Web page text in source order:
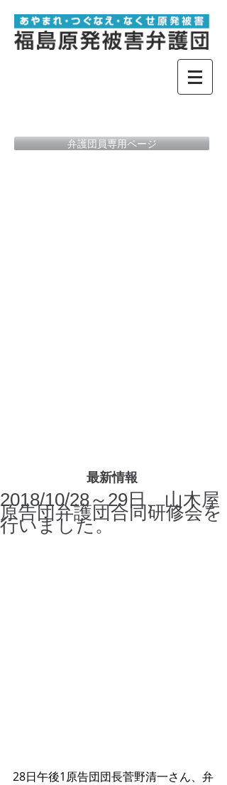
弁護団員専用ページ
最新情報
2018/10/28～29日、山木屋
原告団弁護団合同研修会を
行いました。
28日午後1原告団団長菅野清一さん、弁